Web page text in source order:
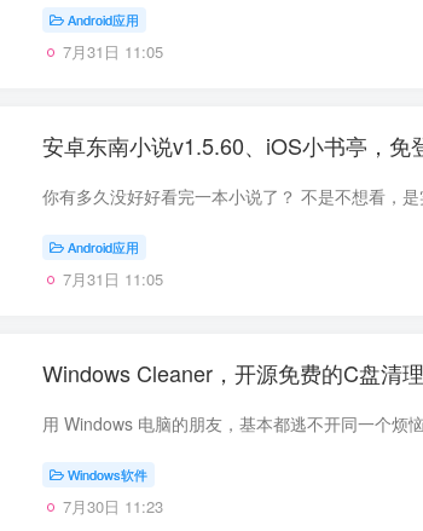
Android应用
7月31日 11:05
安卓东南小说v1.5.60、iOS小书亭，免
Android应用
7月31日 11:05
Windows Cleaner，开源免费的C盘清
Windows软件
7月30日 11:23